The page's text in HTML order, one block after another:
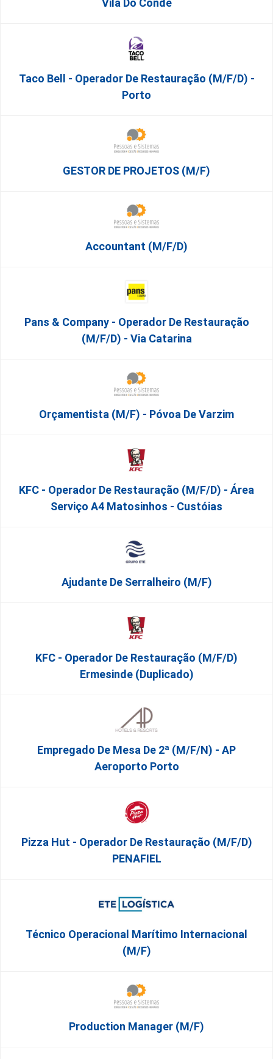
Vila Do Conde
Taco Bell - Operador De Restauração (m/f/d) -
Porto
GESTOR DE PROJETOS (m/f)
Accountant (m/f/d)
Pans & Company - Operador De Restauração
(m/f/d) - Via Catarina
Orçamentista (m/f) - Póvoa De Varzim
KFC - Operador De Restauração (m/f/d) - Área
Serviço A4 Matosinhos - Custóias
Ajudante De Serralheiro (m/f)
KFC - Operador De Restauração (m/f/d)
Ermesinde (Duplicado)
Empregado De Mesa De 2ª (M/F/N) - AP
Aeroporto Porto
Pizza Hut - Operador De Restauração (m/f/d)
PENAFIEL
Técnico Operacional Marítimo Internacional
(m/f)
Production Manager (m/f)